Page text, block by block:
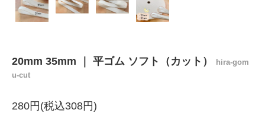
20mm 35mm ｜ 平ゴム ソフト（カット）
hira-gom
u-cut
280円(税込308円)